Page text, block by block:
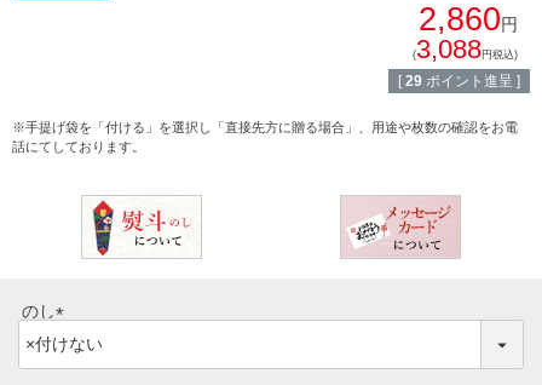
ゴルフコンペ
法人の方へ
よくある質問
食べ方レシピ
焼き方レシピ
2,860円
(3,088円税込)
[ 29 ポイント進呈 ]
※手提げ袋を「付ける」を選択し「直接先方に贈る場合」、用途や枚数の確認をお電
話にてしております。
のし
(
必